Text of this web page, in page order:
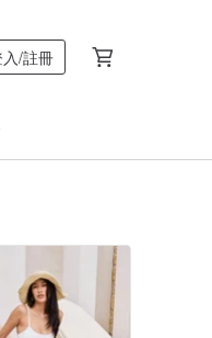
/註冊